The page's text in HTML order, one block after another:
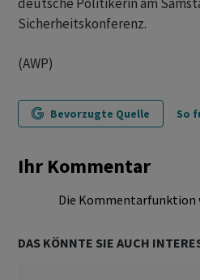
Sicherheitskonferenz.
(AWP)
Bevorzugte Quelle So
Ihr Kommentar
Die Kommentarfunktion
DAS KÖNNTE SIE AUCH